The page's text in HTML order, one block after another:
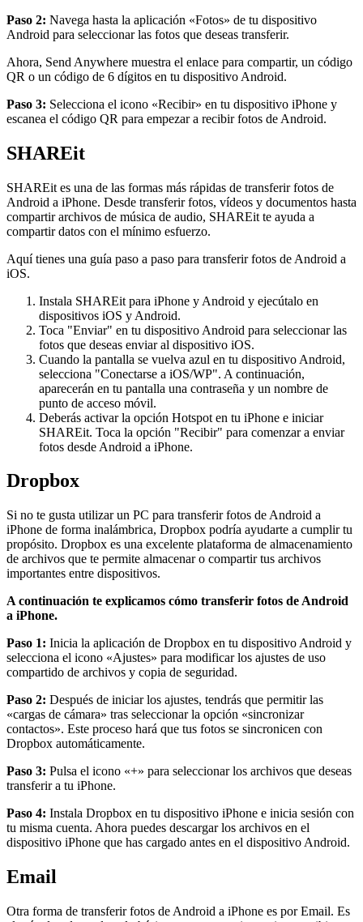
Paso 2: Navega hasta la aplicación «Fotos» de tu dispositivo
Android para seleccionar las fotos que deseas transferir.
Ahora, Send Anywhere muestra el enlace para compartir, un código
QR o un código de 6 dígitos en tu dispositivo Android.
Paso 3: Selecciona el icono «Recibir» en tu dispositivo iPhone y
escanea el código QR para empezar a recibir fotos de Android.
SHAREit
SHAREit es una de las formas más rápidas de transferir fotos de
Android a iPhone. Desde transferir fotos, vídeos y documentos hasta
compartir archivos de música de audio, SHAREit te ayuda a
compartir datos con el mínimo esfuerzo.
Aquí tienes una guía paso a paso para transferir fotos de Android a
iOS.
Instala SHAREit para iPhone y Android y ejecútalo en
dispositivos iOS y Android.
Toca "Enviar" en tu dispositivo Android para seleccionar las
fotos que deseas enviar al dispositivo iOS.
Cuando la pantalla se vuelva azul en tu dispositivo Android,
selecciona "Conectarse a iOS/WP". A continuación,
aparecerán en tu pantalla una contraseña y un nombre de
punto de acceso móvil.
Deberás activar la opción Hotspot en tu iPhone e iniciar
SHAREit. Toca la opción "Recibir" para comenzar a enviar
fotos desde Android a iPhone.
Dropbox
Si no te gusta utilizar un PC para transferir fotos de Android a
iPhone de forma inalámbrica, Dropbox podría ayudarte a cumplir tu
propósito. Dropbox es una excelente plataforma de almacenamiento
de archivos que te permite almacenar o compartir tus archivos
importantes entre dispositivos.
A continuación te explicamos cómo transferir fotos de Android
a iPhone.
Paso 1: Inicia la aplicación de Dropbox en tu dispositivo Android y
selecciona el icono «Ajustes» para modificar los ajustes de uso
compartido de archivos y copia de seguridad.
Paso 2: Después de iniciar los ajustes, tendrás que permitir las
«cargas de cámara» tras seleccionar la opción «sincronizar
contactos». Este proceso hará que tus fotos se sincronicen con
Dropbox automáticamente.
Paso 3: Pulsa el icono «+» para seleccionar los archivos que deseas
transferir a tu iPhone.
Paso 4: Instala Dropbox en tu dispositivo iPhone e inicia sesión con
tu misma cuenta. Ahora puedes descargar los archivos en el
dispositivo iPhone que has cargado antes en el dispositivo Android.
Email
Otra forma de transferir fotos de Android a iPhone es por Email. Es